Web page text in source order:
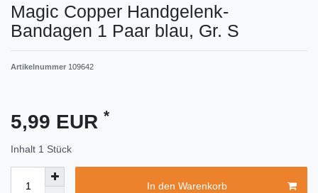
Magic Copper Handgelenk-
Bandagen 1 Paar blau, Gr. S
Artikelnummer 109642
5,99 EUR *
Inhalt 1 Stück
In den Warenkorb